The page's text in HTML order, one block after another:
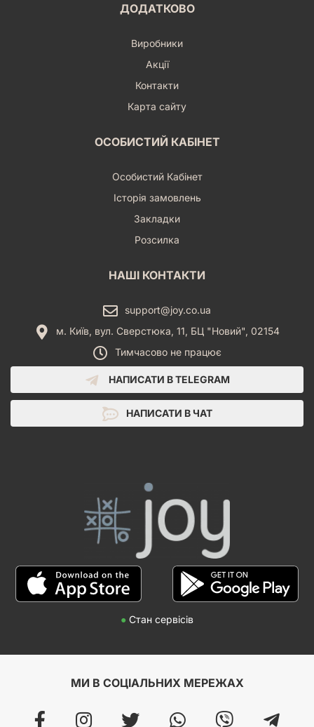
ДОДАТКОВО
Виробники
Акції
Контакти
Карта сайту
ОСОБИСТИЙ КАБІНЕТ
Особистий Кабінет
Історія замовлень
Закладки
Розсилка
НАШІ КОНТАКТИ
support@joy.co.ua
м. Київ, вул. Сверстюка, 11, БЦ "Новий", 02154
Тимчасово не працює
НАПИСАТИ В TELEGRAM
НАПИСАТИ В ЧАТ
● Стан сервісів
МИ В СОЦІАЛЬНИХ МЕРЕЖАХ